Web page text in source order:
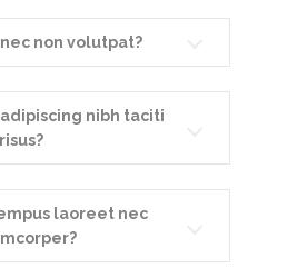
non volutpat?
nibh taciti
laoreet nec